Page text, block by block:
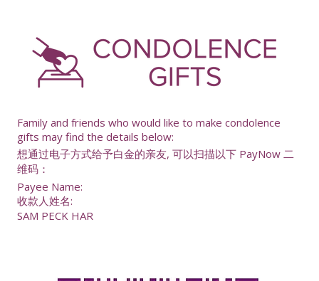
Family and friends who would like to make condolence
gifts may find the details below:
想通过电子方式给予白金的亲友, 可以扫描以下 PayNow 二
维码：
Payee Name:
收款人姓名:
SAM PECK HAR